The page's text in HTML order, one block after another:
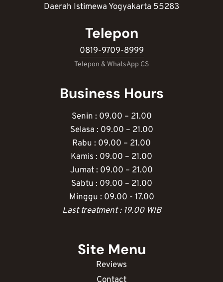
Daerah Istimewa Yogyakarta 55283
Telepon
0819-9709-8999
Telepon & WhatsApp CS
Business Hours
Senin : 09.00 – 21.00
Selasa : 09.00 – 21.00
Rabu : 09.00 – 21.00
Kamis : 09.00 – 21.00
Jumat : 09.00 – 21.00
Sabtu : 09.00 – 21.00
Minggu : 09.00 - 17.00
Last treatment : 19.00 WIB
Site Menu
Reviews